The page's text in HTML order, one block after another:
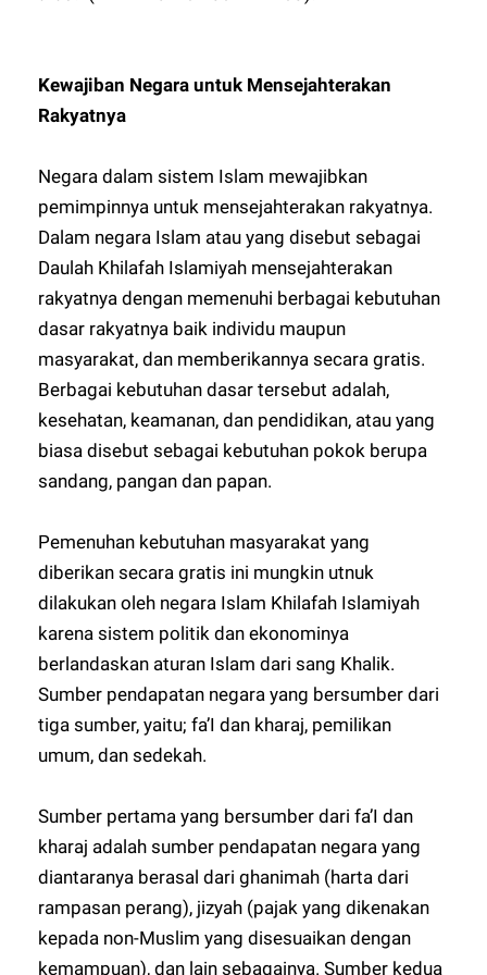
Kewajiban Negara untuk Mensejahterakan
Rakyatnya
Negara dalam sistem Islam mewajibkan
pemimpinnya untuk mensejahterakan rakyatnya.
Dalam negara Islam atau yang disebut sebagai
Daulah Khilafah Islamiyah mensejahterakan
rakyatnya dengan memenuhi berbagai kebutuhan
dasar rakyatnya baik individu maupun
masyarakat, dan memberikannya secara gratis.
Berbagai kebutuhan dasar tersebut adalah,
kesehatan, keamanan, dan pendidikan, atau yang
biasa disebut sebagai kebutuhan pokok berupa
sandang, pangan dan papan.
Pemenuhan kebutuhan masyarakat yang
diberikan secara gratis ini mungkin utnuk
dilakukan oleh negara Islam Khilafah Islamiyah
karena sistem politik dan ekonominya
berlandaskan aturan Islam dari sang Khalik.
Sumber pendapatan negara yang bersumber dari
tiga sumber, yaitu; fa’I dan kharaj, pemilikan
umum, dan sedekah.
Sumber pertama yang bersumber dari fa’I dan
kharaj adalah sumber pendapatan negara yang
diantaranya berasal dari ghanimah (harta dari
rampasan perang), jizyah (pajak yang dikenakan
kepada non-Muslim yang disesuaikan dengan
kemampuan), dan lain sebagainya. Sumber kedua